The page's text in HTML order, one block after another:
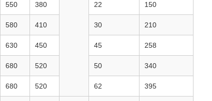
550 380 22 150
580 410 30 210
630 450 45 258
680 520 50 340
680 520 62 395